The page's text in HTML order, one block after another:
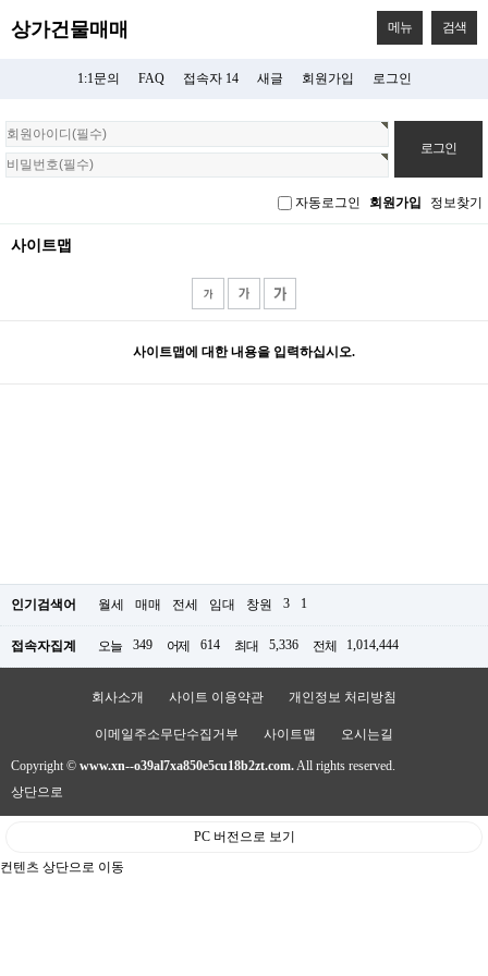
상가건물매매 메뉴 검색
1:1문의 FAQ 접속자 14 새글 회원가입 로그인
회
원
로
자동로그인 회원가입 정보찾기
사이트맵
사이트맵에 대한 내용을 입력하십시오.
인기검색어 월세 매매 전세 임대 창원 3 1
접속자집계 오늘 349 어제 614 최대 5,336 전체 1,014,444
회사소개 사이트 이용약관 개인정보 처리방침
이메일주소무단수집거부 사이트맵 오시는길
Copyright © www.xn--o39al7xa850e5cu18b2zt.com.All rights reserved.
상단으로
PC 버전으로 보기
컨텐츠 상단으로 이동